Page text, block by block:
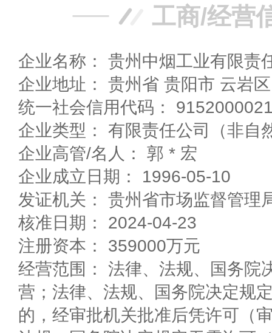
工商/经营
企业名称： 贵州中烟工业有限责
企业地址： 贵州省 贵阳市
统一社会信用代码：
企业高管/名人： 郭 * 宏
企业成立日期： 1996-05-10
发证机关： 贵州省市场监督管理
核准日期： 2024-04-23
注册资本： 359000万元
经营范围： 法律、法规、国务院
营；法律、法规、国务院决定规
的，经审批机关批准后凭许可（